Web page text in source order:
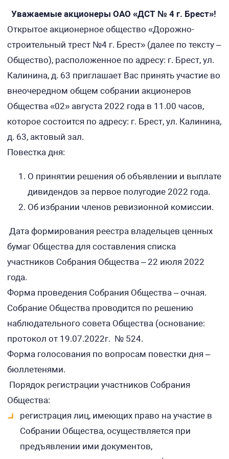
Уважаемые акционеры ОАО «ДСТ № 4 г. Брест»!
Открытое акционерное общество «Дорожно-
строительный трест №4 г. Брест» (далее по тексту –
Общество), расположенное по адресу: г. Брест, ул.
Калинина, д. 63 приглашает Вас принять участие во
внеочередном общем собрании акционеров
Общества «02» августа 2022 года в 11.00 часов,
которое состоится по адресу: г. Брест, ул. Калинина,
д. 63, актовый зал.
Повестка дня:
О принятии решения об объявлении и выплате
дивидендов за первое полугодие 2022 года.
Об избрании членов ревизионной комиссии.
Дата формирования реестра владельцев ценных
бумаг Общества для составления списка
участников Собрания Общества – 22 июля 2022
года.
Форма проведения Собрания Общества – очная.
Собрание Общества проводится по решению
наблюдательного совета Общества (основание:
протокол от 19.07.2022г. № 524.
Форма голосования по вопросам повестки дня –
бюллетенями.
Порядок регистрации участников Собрания
Общества:
регистрация лиц, имеющих право на участие в
Собрании Общества, осуществляется при
предъявлении ими документов,